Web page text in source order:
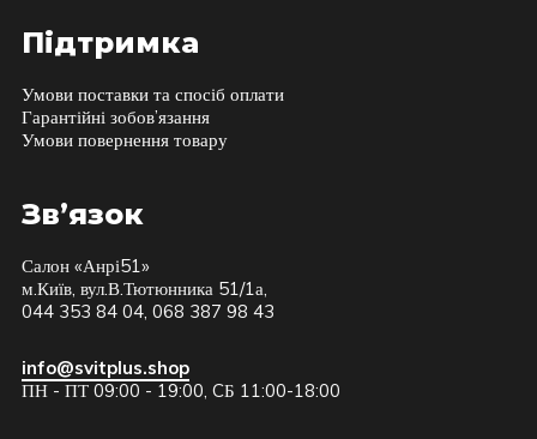
Підтримка
Умови поставки та спосіб оплати
Гарантійні зобов’язання
Умови повернення товару
Зв’язок
Салон «Анрі51»
м.Київ, вул.В.Тютюнника 51/1а,
044 353 84 04, 068 387 98 43
info@svitplus.shop
ПН - ПТ 09:00 - 19:00, CБ 11:00-18:00